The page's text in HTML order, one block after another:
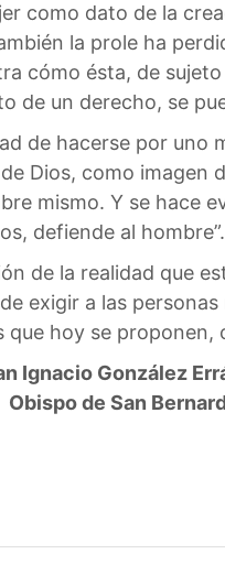
como dato de la
la prole ha
cómo ésta, de
de un derecho, se
de hacerse por uno
Dios, como imagen
mismo. Y se hace
defiende al hombre”.
de la realidad que
exigir a las
hoy se
Ignacio González
Obispo de San